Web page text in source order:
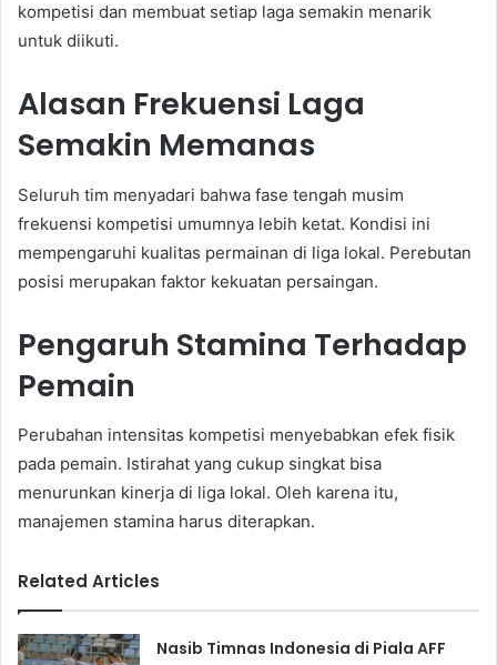
kompetisi dan membuat setiap laga semakin menarik
untuk diikuti.
Alasan Frekuensi Laga
Semakin Memanas
Seluruh tim menyadari bahwa fase tengah musim
frekuensi kompetisi umumnya lebih ketat. Kondisi ini
mempengaruhi kualitas permainan di liga lokal. Perebutan
posisi merupakan faktor kekuatan persaingan.
Pengaruh Stamina Terhadap
Pemain
Perubahan intensitas kompetisi menyebabkan efek fisik
pada pemain. Istirahat yang cukup singkat bisa
menurunkan kinerja di liga lokal. Oleh karena itu,
manajemen stamina harus diterapkan.
Related Articles
Nasib Timnas Indonesia di Piala AFF